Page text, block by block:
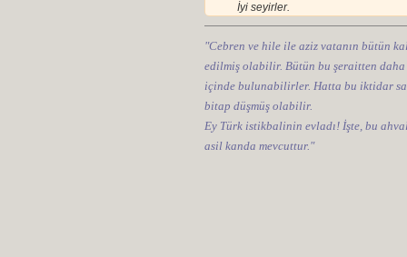
İyi seyirler.
"Cebren ve hile ile aziz vatanın bütün
edilmiş olabilir. Bütün bu şeraitten
içinde bulunabilirler. Hatta bu iktidar
bitap düşmüş olabilir.
Ey Türk istikbalinin evladı! İşte, bu
asil kanda mevcuttur."